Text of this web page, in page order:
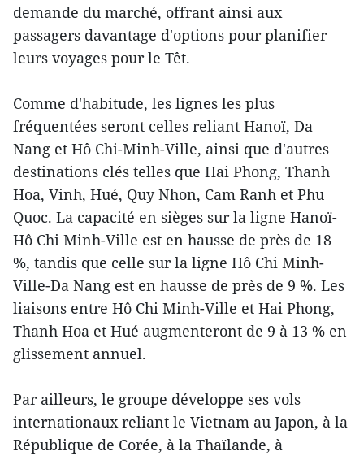
demande du marché, offrant ainsi aux
passagers davantage d'options pour planifier
leurs voyages pour le Têt.
Comme d'habitude, les lignes les plus
fréquentées seront celles reliant Hanoï, Da
Nang et Hô Chi-Minh-Ville, ainsi que d'autres
destinations clés telles que Hai Phong, Thanh
Hoa, Vinh, Hué, Quy Nhon, Cam Ranh et Phu
Quoc. La capacité en sièges sur la ligne Hanoï-
Hô Chi Minh-Ville est en hausse de près de 18
%, tandis que celle sur la ligne Hô Chi Minh-
Ville-Da Nang est en hausse de près de 9 %. Les
liaisons entre Hô Chi Minh-Ville et Hai Phong,
Thanh Hoa et Hué augmenteront de 9 à 13 % en
glissement annuel.
Par ailleurs, le groupe développe ses vols
internationaux reliant le Vietnam au Japon, à la
République de Corée, à la Thaïlande, à